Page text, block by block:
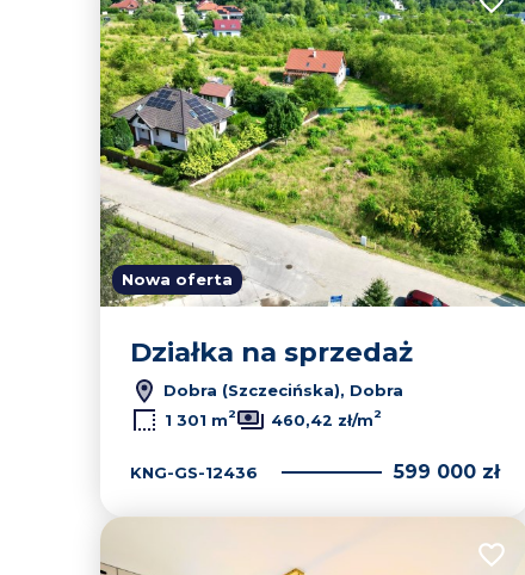
Nowa oferta
Działka na sprzedaż
Dobra (Szczecińska), Dobra
1 301 m2 460,42 zł/m2
KNG-GS-12436 599 000 zł